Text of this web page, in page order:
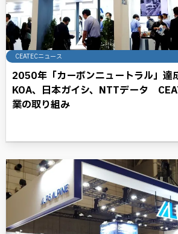
CEATECニュース
2050年「カーボンニュートラル」達
KOA、日本ガイシ、NTTデータ
業の取り組み